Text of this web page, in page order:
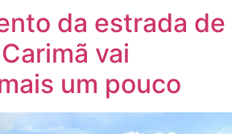
da estrada de
vai
um pouco